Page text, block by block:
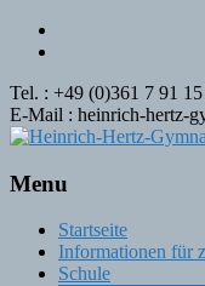
Tel. : +49 (0)361 7 91 15
E-Mail : heinrich-hertz-
Menu
Skip
content
Startseite
Informationen für
Schule